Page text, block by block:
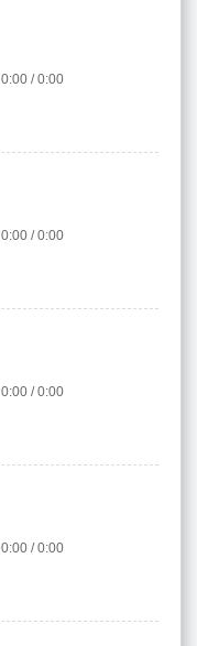
0:00 / 0:00
0:00 / 0:00
0:00 / 0:00
0:00 / 0:00